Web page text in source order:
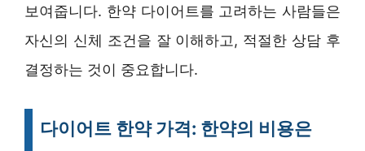
보여줍니다. 한약 다이어트를 고려하는 사람들은
자신의 신체 조건을 잘 이해하고, 적절한 상담 후
결정하는 것이 중요합니다.
다이어트 한약 가격: 한약의 비용은